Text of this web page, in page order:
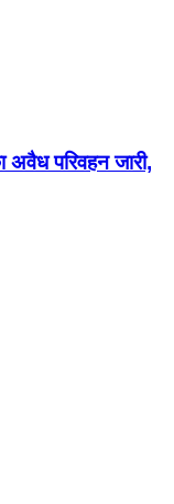
अवैध परिवहन जारी,